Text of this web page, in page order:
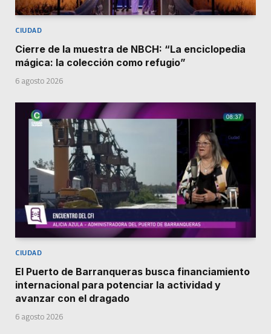
CIUDAD
Cierre de la muestra de NBCH: “La enciclopedia
mágica: la colección como refugio”
6 agosto 2026
CIUDAD
El Puerto de Barranqueras busca financiamiento
internacional para potenciar la actividad y
avanzar con el dragado
6 agosto 2026